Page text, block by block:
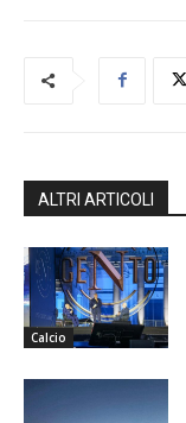
ALTRI ARTICOLI
Calcio